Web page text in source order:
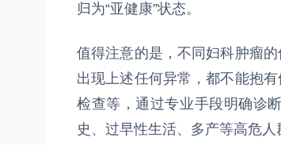
归为“亚健康”状态。
值得注意的是，不同妇科肿瘤
出现上述任何异常，都不能抱
检查等，通过专业手段明确诊
史、过早性生活、多产等高危人